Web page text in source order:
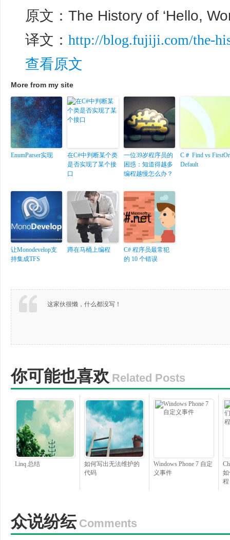
原文：The History of ‘Hello,
译文： http://blog.fujiji.com/the-
查看原文
More from my site
EnumParser实现
在C#中判断某个类
是否实现了某个接
口
一位39岁程序员的
困惑：知道得越多
编程越慢怎么办？
C＃ Find vs FirstOr
Default
让Monodevelop支
持集成TFS
蹲在马桶上编程
C# 程序员最常犯
的 10 个错误
这家伙很懒，什么都没写！
你可能也喜欢 Related Posts
Linq 总结
如何写出无法维护的
代码
Windows Phone 7 自定
义事件
众说纷纭 Comments